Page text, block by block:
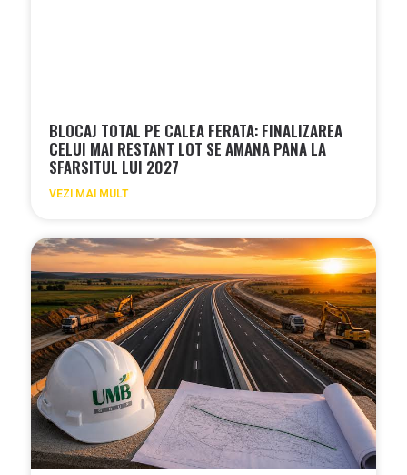
BLOCAJ TOTAL PE CALEA FERATA: FINALIZAREA
CELUI MAI RESTANT LOT SE AMANA PANA LA
SFARSITUL LUI 2027
VEZI MAI MULT